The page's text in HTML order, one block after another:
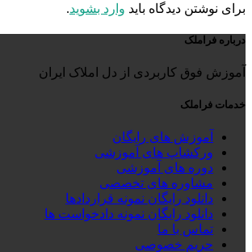
برای نوشتن دیدگاه باید وارد بشوید.
درباره فراملک
آموزش فوق کاربردی از دل املاک ایران
خدمات فراملک
آموزش های رایگان
ورکشاپ های آموزشی
دوره های آموزشی
مشاوره های تخصصی
دانلود رایگان نمونه قراردادها
دانلود رایگان نمونه دادخواست ها
تماس با ما
حریم خصوصی